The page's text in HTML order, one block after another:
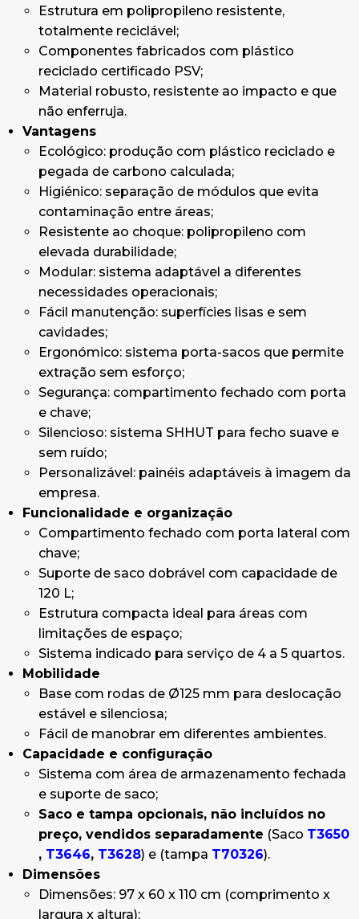
Estrutura em polipropileno resistente,
totalmente reciclável;
Componentes fabricados com plástico
reciclado certificado PSV;
Material robusto, resistente ao impacto e que
não enferruja.
Vantagens
Ecológico: produção com plástico reciclado e
pegada de carbono calculada;
Higiénico: separação de módulos que evita
contaminação entre áreas;
Resistente ao choque: polipropileno com
elevada durabilidade;
Modular: sistema adaptável a diferentes
necessidades operacionais;
Fácil manutenção: superfícies lisas e sem
cavidades;
Ergonómico: sistema porta-sacos que permite
extração sem esforço;
Segurança: compartimento fechado com porta
e chave;
Silencioso: sistema SHHUT para fecho suave e
sem ruído;
Personalizável: painéis adaptáveis à imagem da
empresa.
Funcionalidade e organização
Compartimento fechado com porta lateral com
chave;
Suporte de saco dobrável com capacidade de
120 L;
Estrutura compacta ideal para áreas com
limitações de espaço;
Sistema indicado para serviço de 4 a 5 quartos.
Mobilidade
Base com rodas de Ø125 mm para deslocação
estável e silenciosa;
Fácil de manobrar em diferentes ambientes.
Capacidade e configuração
Sistema com área de armazenamento fechada
e suporte de saco;
Saco e tampa opcionais, não incluídos no
preço, vendidos separadamente (Saco T3650
, T3646, T3628) e (tampa T70326).
Dimensões
Dimensões: 97 x 60 x 110 cm (comprimento x
largura x altura);